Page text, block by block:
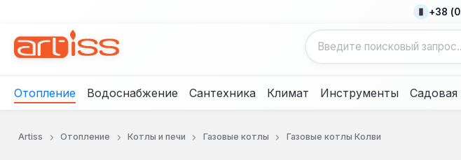
+38
Отопление Водоснабжение Сантехника Климат Инструменты Садовая
Artiss Отопление Котлы и печи Газовые котлы Газовые котлы Колви